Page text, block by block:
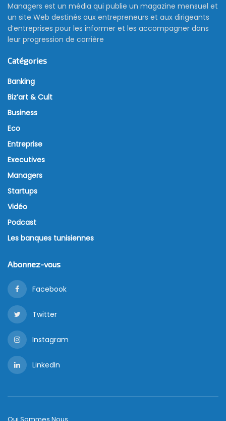
Managers est un média qui publie un magazine mensuel et
un site Web destinés aux entrepreneurs et aux dirigeants
d’entreprises pour les informer et les accompagner dans
leur progression de carrière
Catégories
Banking
Biz’art & Cult
Business
Eco
Entreprise
Executives
Managers
Startups
Vidéo
Podcast
Les banques tunisiennes
Abonnez-vous
Facebook
Twitter
Instagram
LinkedIn